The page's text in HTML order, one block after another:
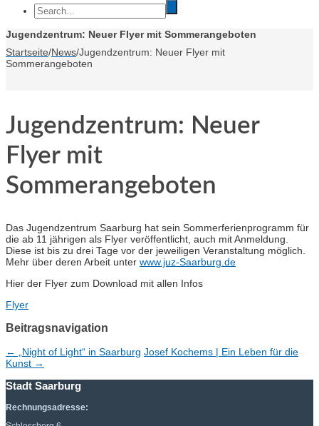
Jugendzentrum: Neuer Flyer mit Sommerangeboten
Startseite/News/Jugendzentrum: Neuer Flyer mit
Sommerangeboten
Jugendzentrum: Neuer
Flyer mit
Sommerangeboten
Das Jugendzentrum Saarburg hat sein Sommerferienprogramm für
die ab 11 jährigen als Flyer veröffentlicht, auch mit Anmeldung.
Diese ist bis zu drei Tage vor der jeweiligen Veranstaltung möglich.
Mehr über deren Arbeit unter www.juz-Saarburg.de
Hier der Flyer zum Download mit allen Infos
Flyer
Beitragsnavigation
← „Night of Light“ in Saarburg Josef Kochems | Ein Leben für die
Kunst →
Stadt Saarburg
Rechnungsadresse: